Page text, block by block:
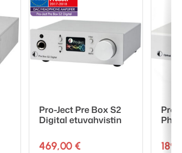
Pro-Ject Pre Box S2
Digital etuvahvistin
469,00 €
Pro-